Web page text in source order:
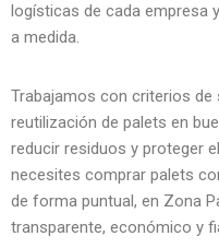
logísticas de cada empresa
a medida.
Trabajamos con criterios
reutilización de palets en
reducir residuos y proteger
necesites comprar palets
de forma puntual, en Zona
transparente, económico y